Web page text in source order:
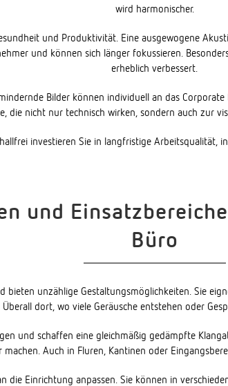
wird harmonischer.
und Produktivität. Eine ausgewogene
und können sich länger fokussieren.
erheblich verbessert.
Bilder können individuell an das
die nicht nur technisch wirken, sondern auch zur
investieren Sie in langfristige Arbeitsqualität,
und
Büro
bieten unzählige Gestaltungsmöglichkeiten. Sie
dort, wo viele Geräusche entstehen oder
und schaffen eine gleichmäßig gedämpfte
Auch in Fluren, Kantinen oder
die Einrichtung anpassen. Sie können in